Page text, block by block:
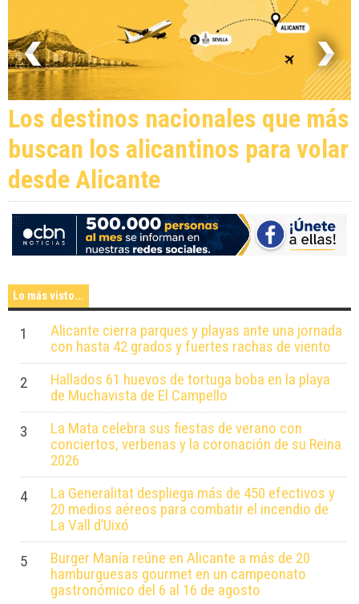
Los destinos nacionales que más
buscan los alicantinos para volar
desde Alicante
Lo más visto...
1
Alicante cierra parques y playas ante una jornada
con hasta 42 grados y fuertes rachas de viento
2
Hallados 61 huevos de tortuga boba en la playa
de Muchavista de El Campello
3
La Mata celebra sus fiestas de verano con
conciertos, verbenas y la coronación de su Reina
2026
4
La Generalitat despliega más de 450 efectivos y
20 medios aéreos para combatir el incendio de
La Vall d’Uixó
5
Burger Manía reúne en Alicante a más de 20
hamburguesas gourmet en un campeonato
gastronómico del 6 al 16 de agosto